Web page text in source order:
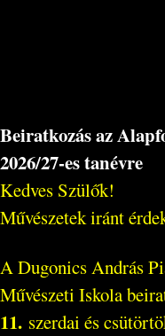
Beiratkozás az
2026/27-es tanévre
Kedves Szülők!
Művészetek iránt
A Dugonics András
Művészeti Iskola
11. szerdai és